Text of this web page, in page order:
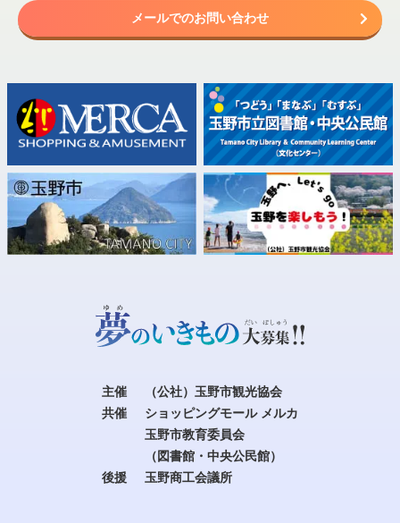
メールでのお問い合わせ
主催
（公社）玉野市観光協会
共催
ショッピングモール メルカ
玉野市教育委員会
（図書館・中央公民館）
後援
玉野商工会議所